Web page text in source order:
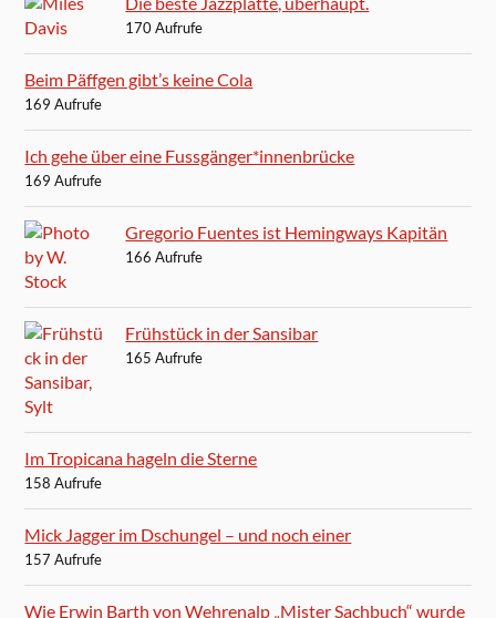
170 Aufrufe
Beim Päffgen gibt’s keine Cola
169 Aufrufe
Ich gehe über eine Fussgänger*innenbrücke
169 Aufrufe
Gregorio Fuentes ist Hemingways Kapitän
166 Aufrufe
Frühstück in der Sansibar
165 Aufrufe
Im Tropicana hageln die Sterne
158 Aufrufe
Mick Jagger im Dschungel – und noch einer
157 Aufrufe
Wie Erwin Barth von Wehrenalp „Mister Sachbuch“ wurde